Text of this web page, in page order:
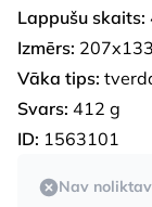
Lappušu skaits:
Izmērs:
Vāka tips:
Svars: 412 g
ID: 1563101
Nav